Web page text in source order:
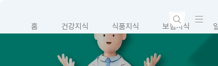
홈 건강지식 식품지식 보험지식